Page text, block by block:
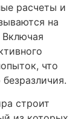
расчеты и
на
Включая
что
строит